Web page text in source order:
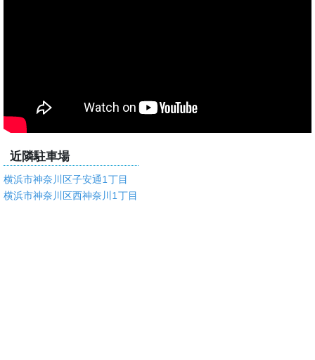
近隣駐車場
横浜市神奈川区子安通1丁目
横浜市神奈川区西神奈川1丁目